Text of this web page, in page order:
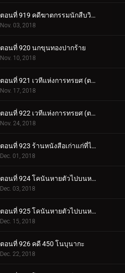
ตอนที่ 919 คดีฆาตกรรมนักสืบวิญญาณ (ตอนจบ)
Nov. 03, 2018
ตอนที่ 920 นกขุนทองปากร้าย
Nov. 10, 2018
ตอนที่ 921 เวทีแห่งการทรยศ (ตอนแรก)
Nov. 17, 2018
ตอนที่ 922 เวทีแห่งการทรยศ (ตอนจบ)
Nov. 24, 2018
ตอนที่ 923 ร้านหนังสือเก่าแก่ที่ได้ยินเสียงนกหวีด
Dec. 01, 2018
ตอนที่ 924 โคนันหายตัวไปบนหน้าผา (ตอนแรก)
Dec. 03, 2018
ตอนที่ 925 โคนันหายตัวไปบนหน้าผา (ตอนจบ)
Dec. 15, 2018
ตอนที่ 926 คดี 450 โนบุนากะ
Dec. 22, 2018